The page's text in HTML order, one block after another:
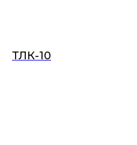
ТЛК-10